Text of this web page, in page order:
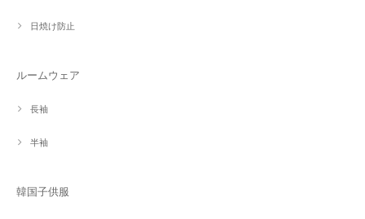
日焼け防止
ルームウェア
長袖
半袖
韓国子供服